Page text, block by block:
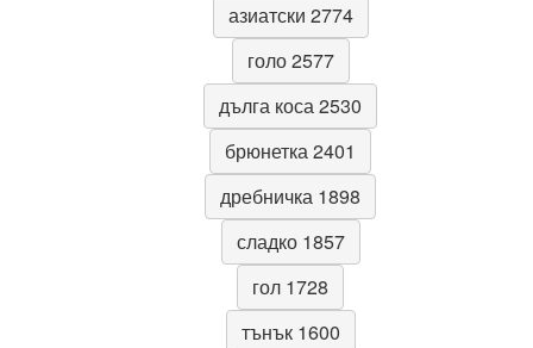
азиатски 2774
голо 2577
дълга коса 2530
брюнетка 2401
дребничка 1898
сладко 1857
гол 1728
тънък 1600